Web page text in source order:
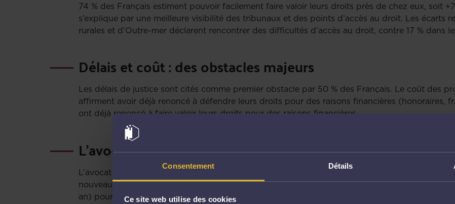
Consentement Détails
Ce site web utilise des cookies
74 % des Français estiment pouvoir facilement faire valoir leurs droits près de chez eux, soit
s’explique par une meilleure visibilité des tribunaux et des points d’accès au droit. Les écarts
rurales et d’Outre-mer déclarent rencontrer des difficultés d’accès au droit, contre 17 % dans
Délais et coût : des obstacles majeurs
Les délais de justice sont cités comme premier obstacle par 50 % des Français. Le coût des
affirment avoir déjà renoncé à défendre leurs droits pour des raisons financières (honoraires,
ont déjà renoncé à faire valoir leurs droits pour des raisons financières.
L’avocat, référence juridique… mais le numérique s’impose
L’avocat demeure le professionnel privilégié : 63 % des Français feraient appel à lui en cas
nouveaux réflexes émergent : 34 % privilégient désormais les recherches en ligne, et 10 %
an) pour obtenir des informations juridiques.